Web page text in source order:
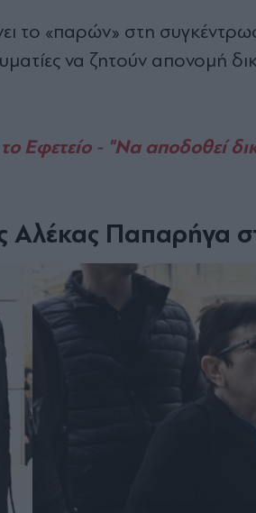
το «παρών» στη
να ζητούν απονομή
Εφετείο - "Να αποδοθεί
Αλέκας Παπαρήγα